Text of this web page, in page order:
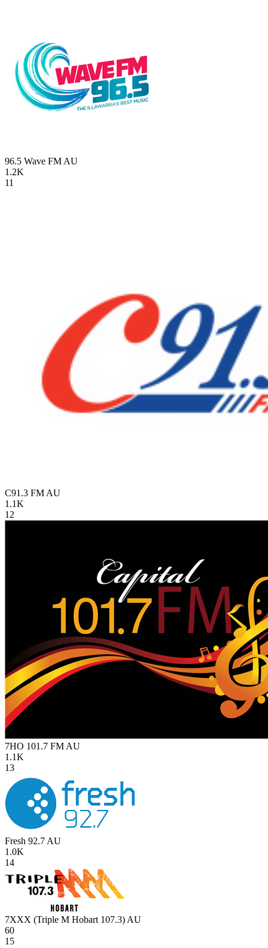
96.5 Wave FM AU
1.2K
11
C91.3 FM AU
1.1K
12
7HO 101.7 FM AU
1.1K
13
Fresh 92.7 AU
1.0K
14
7XXX (Triple M Hobart 107.3) AU
60
15